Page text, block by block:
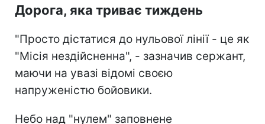
Дорога, яка триває тиждень
"Просто дістатися до нульової лінії - це як
"Місія нездійсненна", - зазначив сержант,
маючи на увазі відомі своєю
напруженістю бойовики.
Небо над "нулем" заповнене